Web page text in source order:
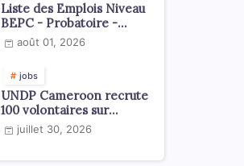
Liste des Emplois Niveau
BEPC - Probatoire -
Baccalauréat dispoblible
en 2026
août 01, 2026
jobs
UNDP Cameroon recrute
100 volontaires sur
l'échelle du territoire
national
juillet 30, 2026